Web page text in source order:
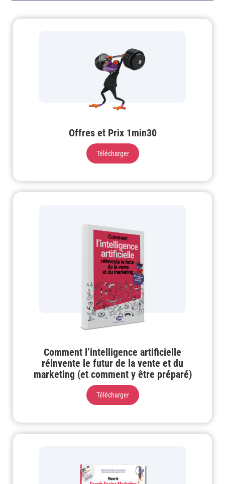
Offres et Prix 1min30
Télécharger
Comment l’intelligence artificielle
réinvente le futur de la vente et du
marketing (et comment y être préparé)
Télécharger